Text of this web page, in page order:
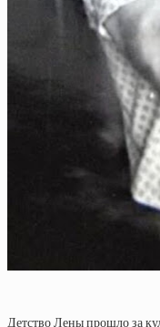
Детство Лены прошло за